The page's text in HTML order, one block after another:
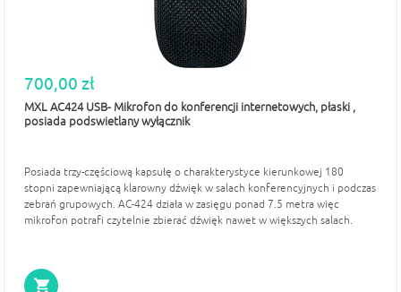
700,00 zł
MXL AC424 USB- Mikrofon do konferencji internetowych, płaski ,
posiada podswietlany wyłącznik
Posiada trzy-częściową kapsułę o charakterystyce kierunkowej 180
stopni zapewniającą klarowny dźwięk w salach konferencyjnych i podczas
zebrań grupowych. AC-424 działa w zasięgu ponad 7.5 metra więc
mikrofon potrafi czytelnie zbierać dźwięk nawet w większych salach.